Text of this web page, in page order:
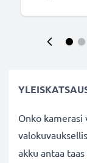
Onko kamerasi
akku antaa